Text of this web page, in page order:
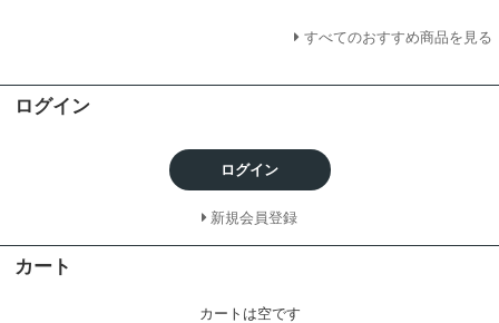
すべてのおすすめ商品を見る
ログイン
ログイン
新規会員登録
カート
カートは空です